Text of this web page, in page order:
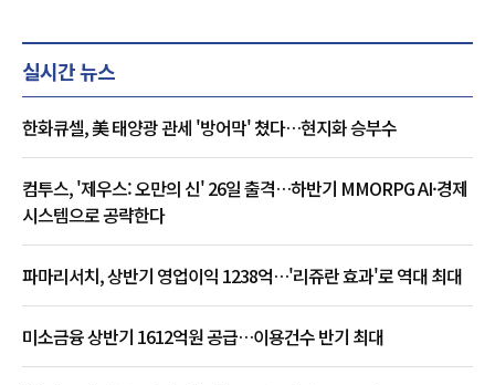
실시간 뉴스
한화큐셀, 美 태양광 관세 '방어막' 쳤다…현지화 승부수
컴투스, '제우스: 오만의 신' 26일 출격…하반기 MMORPG AI·경제
시스템으로 공략한다
파마리서치, 상반기 영업이익 1238억…'리쥬란 효과'로 역대 최대
미소금융 상반기 1612억원 공급…이용건수 반기 최대